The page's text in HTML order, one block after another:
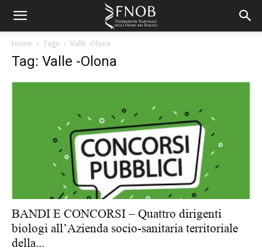
Home Tags Valle -Olona
Tag: Valle -Olona
BANDI E CONCORSI – Quattro dirigenti
biologi all’Azienda socio-sanitaria territoriale
della...